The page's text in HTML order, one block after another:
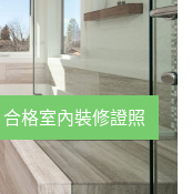
合格室內裝修證照